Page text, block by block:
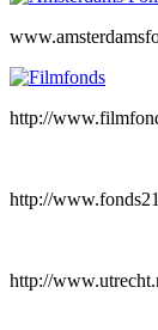
http://
http://
http://